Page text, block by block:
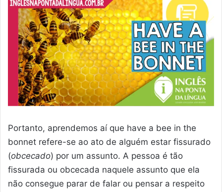
Portanto, aprendemos aí que have a bee in the
bonnet refere-se ao ato de alguém estar fissurado
(obcecado) por um assunto. A pessoa é tão
fissurada ou obcecada naquele assunto que ela
não consegue parar de falar ou pensar a respeito